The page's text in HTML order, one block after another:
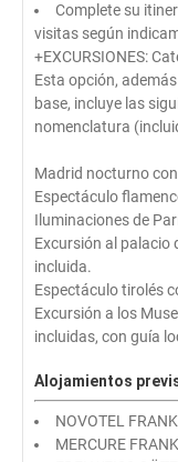
Complete su
visitas según
+EXCURSIONES:
Esta opción,
base, incluye las
nomenclatura
Madrid nocturno
Espectáculo
Iluminaciones de
Excursión al palacio
incluida.
Espectáculo tirolés
Excursión a los
incluidas, con guía
Alojamientos
NOVOTEL
MERCURE